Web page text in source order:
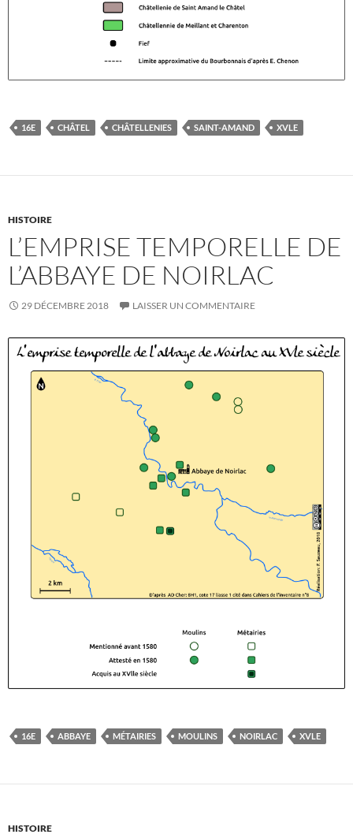
16E CHÂTEL CHÂTELLENIES SAINT-AMAND XVLE
HISTOIRE
L’EMPRISE TEMPORELLE DE
L’ABBAYE DE NOIRLAC
29 DÉCEMBRE 2018 LAISSER UN COMMENTAIRE
16E ABBAYE MÉTAIRIES MOULINS NOIRLAC XVLE
HISTOIRE